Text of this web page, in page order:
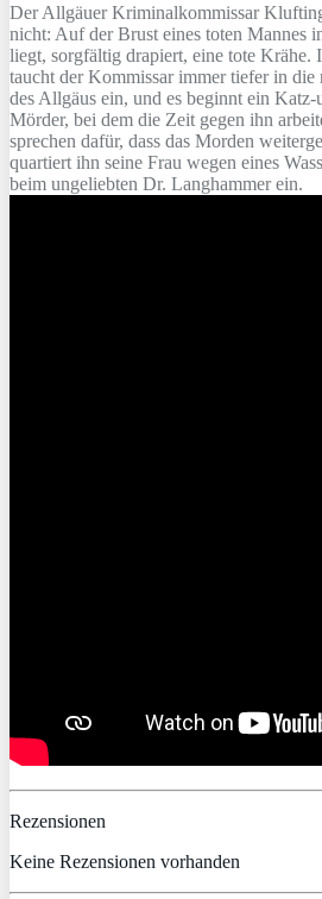
Der Allgäuer Kriminalkommissar
nicht: Auf der Brust eines toten Mannes
liegt, sorgfältig drapiert, eine tote Krähe.
taucht der Kommissar immer tiefer in die
des Allgäus ein, und es beginnt ein
Mörder, bei dem die Zeit gegen ihn
sprechen dafür, dass das Morden
quartiert ihn seine Frau wegen eines
beim ungeliebten Dr. Langhammer ein.
Rezensionen
Keine Rezensionen vorhanden